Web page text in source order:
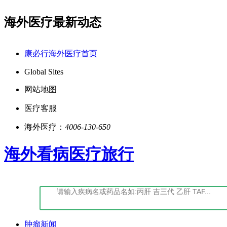
海外医疗最新动态
康必行海外医疗首页
Global Sites
网站地图
医疗客服
海外医疗： 4006-130-650
海外看病医疗旅行
肿瘤新闻